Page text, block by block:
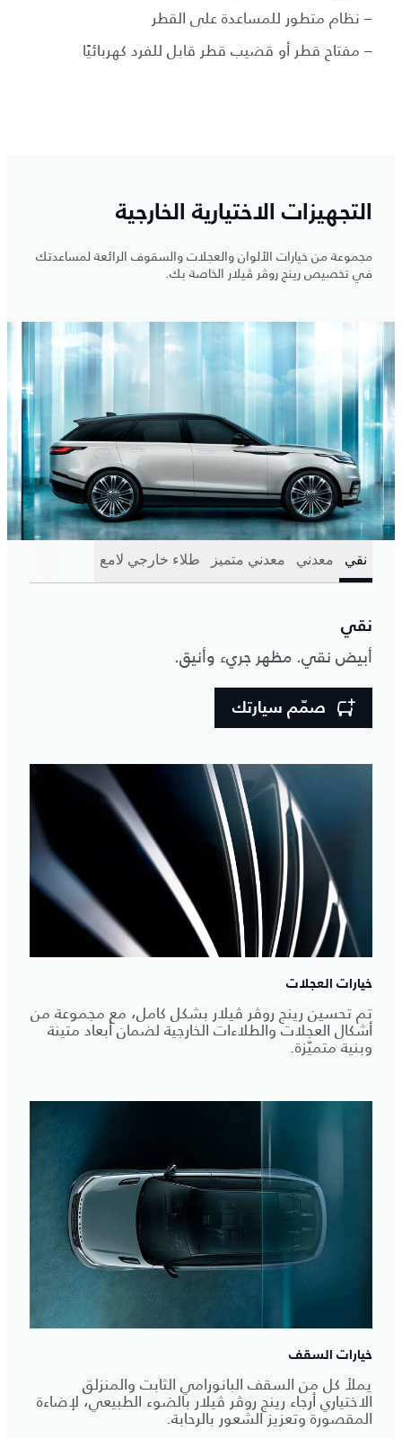
– نظام متطور للمساعدة على القطر
– مفتاح قطر أو قضيب قطر قابل للفرد كهربائيًا
التجهيزات الاختيارية الخارجية
مجموعة من خيارات الألوان والعجلات والسقوف الرائعة لمساعدتك
في تخصيص رينج روڤر ڤيلار الخاصة بك.
نقي معدني معدني متميز طلاء خارجي لامع
نقي
أبيض نقي. مظهر جريء وأنيق.
صمّم سيارتك
خيارات العجلات
تم تحسين رينج روڤر ڤيلار بشكل كامل، مع مجموعة من
أشكال العجلات والطلاءات الخارجية لضمان أبعاد متينة
وبنية متميّزة.
خيارات السقف
يملأ كل من السقف البانورامي الثابت والمنزلق
الاختياري أرجاء رينج روڤر ڤيلار بالضوء الطبيعي، لإضاءة
المقصورة وتعزيز الشعور بالرحابة.